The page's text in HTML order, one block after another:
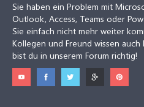
Sie haben ein Problem mit
Outlook, Access, Teams oder
Sie einfach nicht mehr weiter
Kollegen und Freund wissen auch
bist du in unserem Forum richtig!